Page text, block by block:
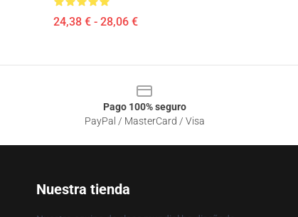
24,38 € - 28,06 €
Pago 100% seguro
PayPal / MasterCard / Visa
Nuestra tienda